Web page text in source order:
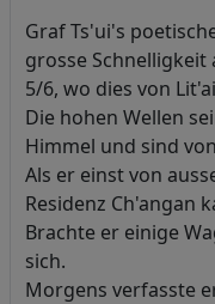
Graf Ts'ui's
grosse Schnelligkeit
5/6, wo dies von
Die hohen Wellen
Himmel und sind
Als er einst von
Residenz Ch'angan
Brachte er einige
sich.
Morgens verfasste